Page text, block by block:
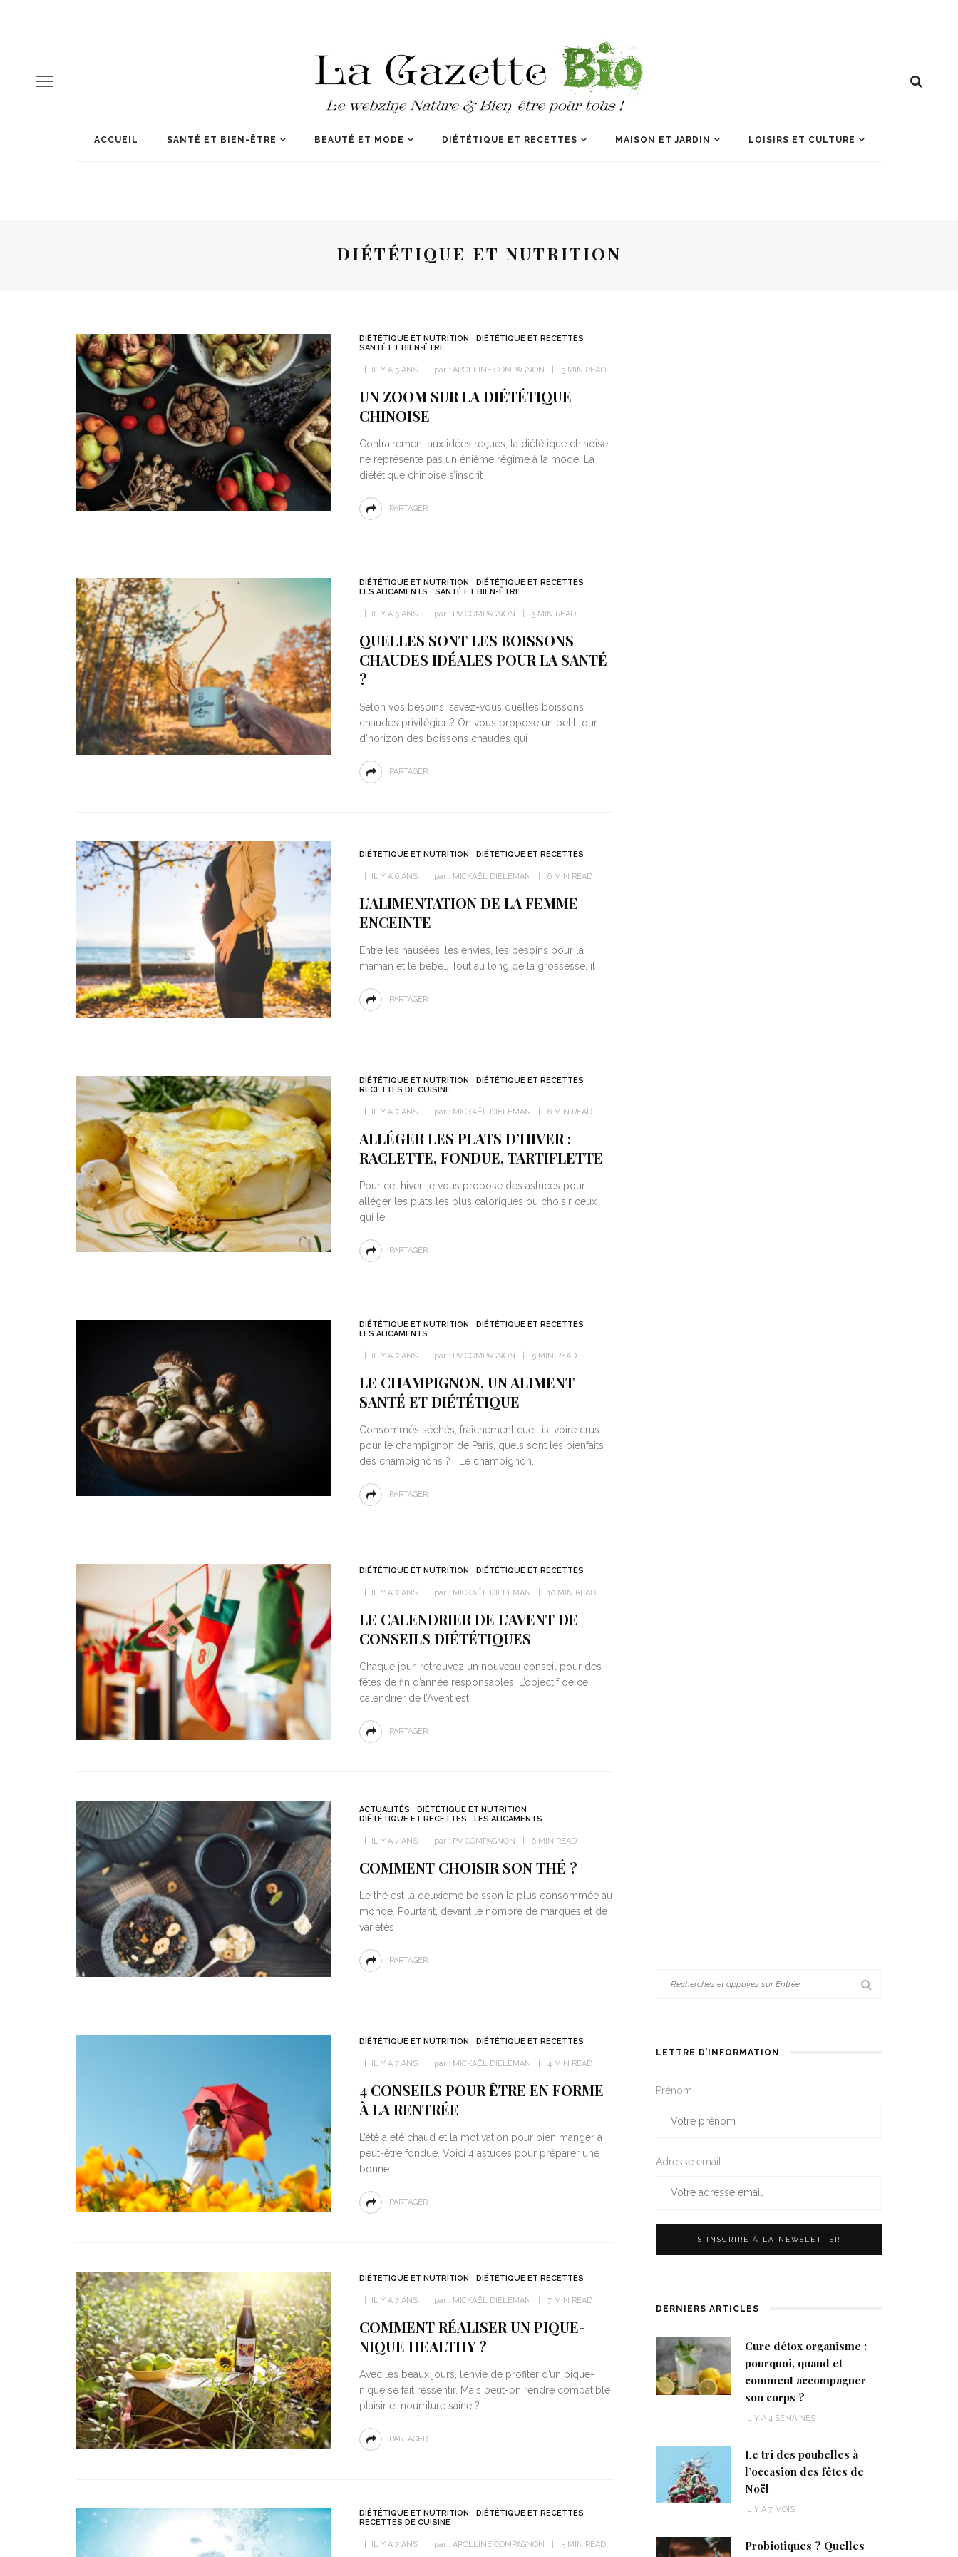
ACCUEIL SANTÉ ET BIEN-ÊTRE BEAUTÉ ET MODE DIÉTÉTIQUE ET RECETTES MAISON ET JARDIN LOISIRS ET CULTURE
DIÉTÉTIQUE ET NUTRITION
DIÉTÉTIQUE ET NUTRITION
DIÉTÉTIQUE ET RECETTES
SANTÉ ET BIEN-ÊTRE
IL Y A 5 ANS par : APOLLINE COMPAGNON 5 MIN READ
UN ZOOM SUR LA DIÉTÉTIQUE
CHINOISE
Contrairement aux idées reçues, la diététique chinoise
ne représente pas un énième régime à la mode. La
diététique chinoise s’inscrit
PARTAGER
DIÉTÉTIQUE ET NUTRITION
DIÉTÉTIQUE ET RECETTES
LES ALICAMENTS
SANTÉ ET BIEN-ÊTRE
IL Y A 5 ANS par : PV COMPAGNON 3 MIN READ
QUELLES SONT LES BOISSONS
CHAUDES IDÉALES POUR LA SANTÉ
?
Selon vos besoins, savez-vous quelles boissons
chaudes privilégier ? On vous propose un petit tour
d’horizon des boissons chaudes qui
PARTAGER
DIÉTÉTIQUE ET NUTRITION DIÉTÉTIQUE ET RECETTES
IL Y A 6 ANS par : MICKAËL DIELEMAN 6 MIN READ
L’ALIMENTATION DE LA FEMME
ENCEINTE
Entre les nausées, les envies, les besoins pour la
maman et le bébé… Tout au long de la grossesse, il
PARTAGER
DIÉTÉTIQUE ET NUTRITION
DIÉTÉTIQUE ET RECETTES
RECETTES DE CUISINE
IL Y A 7 ANS par : MICKAËL DIELEMAN 6 MIN READ
ALLÉGER LES PLATS D’HIVER :
RACLETTE, FONDUE, TARTIFLETTE
Pour cet hiver, je vous propose des astuces pour
alléger les plats les plus caloriques ou choisir ceux
qui le
PARTAGER
DIÉTÉTIQUE ET NUTRITION
DIÉTÉTIQUE ET RECETTES
LES ALICAMENTS
IL Y A 7 ANS par : PV COMPAGNON 5 MIN READ
LE CHAMPIGNON, UN ALIMENT
SANTÉ ET DIÉTÉTIQUE
Consommés séchés, fraîchement cueillis, voire crus
pour le champignon de Paris, quels sont les bienfaits
des champignons ? Le champignon,
PARTAGER
DIÉTÉTIQUE ET NUTRITION DIÉTÉTIQUE ET RECETTES
IL Y A 7 ANS par : MICKAËL DIELEMAN 10 MIN READ
LE CALENDRIER DE L’AVENT DE
CONSEILS DIÉTÉTIQUES
Chaque jour, retrouvez un nouveau conseil pour des
fêtes de fin d’année responsables. L’objectif de ce
calendrier de l’Avent est
PARTAGER
ACTUALITÉS
DIÉTÉTIQUE ET NUTRITION
DIÉTÉTIQUE ET RECETTES
LES ALICAMENTS
IL Y A 7 ANS par : PV COMPAGNON 6 MIN READ
COMMENT CHOISIR SON THÉ ?
Le thé est la deuxième boisson la plus consommée au
monde. Pourtant, devant le nombre de marques et de
variétés
PARTAGER
DIÉTÉTIQUE ET NUTRITION DIÉTÉTIQUE ET RECETTES
IL Y A 7 ANS par : MICKAËL DIELEMAN 4 MIN READ
4 CONSEILS POUR ÊTRE EN FORME
À LA RENTRÉE
L’été a été chaud et la motivation pour bien manger a
peut-être fondue. Voici 4 astuces pour préparer une
bonne
PARTAGER
DIÉTÉTIQUE ET NUTRITION DIÉTÉTIQUE ET RECETTES
IL Y A 7 ANS par : MICKAËL DIELEMAN 7 MIN READ
COMMENT RÉALISER UN PIQUE-
NIQUE HEALTHY ?
Avec les beaux jours, l’envie de profiter d’un pique-
nique se fait ressentir. Mais peut-on rendre compatible
plaisir et nourriture saine ?
PARTAGER
DIÉTÉTIQUE ET NUTRITION
DIÉTÉTIQUE ET RECETTES
RECETTES DE CUISINE
IL Y A 7 ANS par : APOLLINE COMPAGNON 5 MIN READ
LETTRE D’INFORMATION
Prénom :
Adresse email :
DERNIERS ARTICLES
Cure détox organisme :
pourquoi, quand et
comment accompagner
son corps ?
IL Y A 4 SEMAINES
Le tri des poubelles à
l’occasion des fêtes de
Noël
IL Y A 7 MOIS
Probiotiques ? Quelles